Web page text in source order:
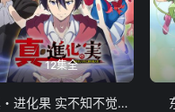
12集全
真・进化果 实不知不觉踏上胜利的人生